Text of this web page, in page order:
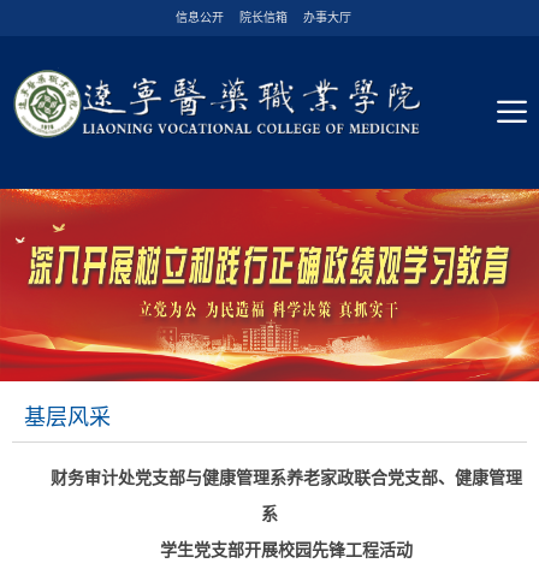
信息公开 院长信箱 办事大厅
基层风采
财务审计处党支部与健康管理系养老家政联合党支部、健康管理
系
学生党支部开展校园先锋工程活动